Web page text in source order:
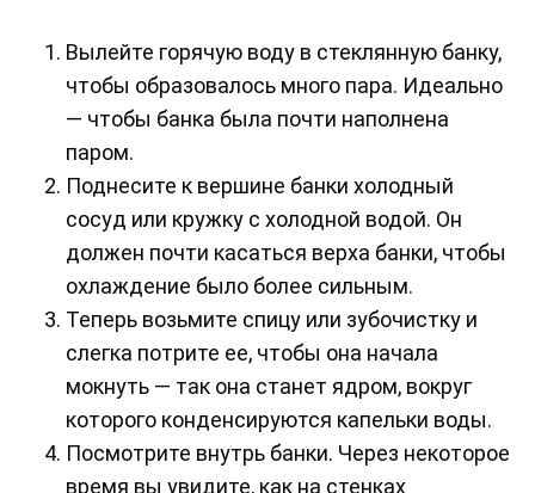
Вылейте горячую воду в стеклянную банку,
чтобы образовалось много пара. Идеально
— чтобы банка была почти наполнена
паром.
Поднесите к вершине банки холодный
сосуд или кружку с холодной водой. Он
должен почти касаться верха банки, чтобы
охлаждение было более сильным.
Теперь возьмите спицу или зубочистку и
слегка потрите ее, чтобы она начала
мокнуть — так она станет ядром, вокруг
которого конденсируются капельки воды.
Посмотрите внутрь банки. Через некоторое
время вы увидите, как на стенках